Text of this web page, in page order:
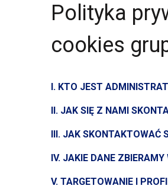
Polityka
cookies
I. KTO JEST
II. JAK SIĘ Z NAMI
III. JAK SKONTAKTOWAĆ
IV. JAKIE DANE ZBIERAMY
V. TARGETOWANIE I